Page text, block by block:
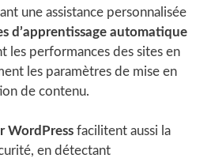
une assistance personnalisée
d’apprentissage automatique
les performances des sites en
les paramètres de mise en
de contenu.
WordPress facilitent aussi la
en détectant